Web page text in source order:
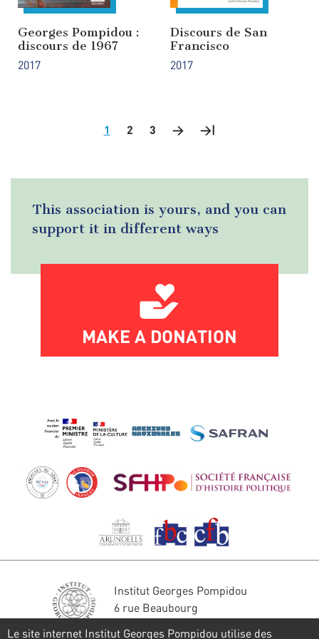
Georges Pompidou :
discours de 1967
2017
Discours de San
Francisco
2017
1 2 3 >Next>|
This association is yours, and you can
support it in different ways
MAKE A DONATION
Institut Georges Pompidou
6 rue Beaubourg
Le site internet Institut Georges Pompidou utilise des